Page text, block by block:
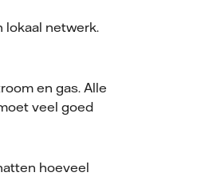
lokaal netwerk.
en gas. Alle
veel goed
hoeveel